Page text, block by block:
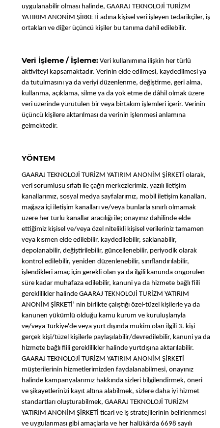
uygulanabilir olması halinde, GAARAJ TEKNOLOJİ TURİZM
YATIRIM ANONİM ŞİRKETİ adına kişisel veri işleyen tedarikçiler, iş
ortakları ve diğer üçüncü kişiler bu tanıma dahil edilebilir.
Veri İşleme / İşleme: Veri kullanımına ilişkin her türlü
aktiviteyi kapsamaktadır. Verinin elde edilmesi, kaydedilmesi ya
da tutulmasını ya da veriyi düzenlenme, değiştirme, geri alma,
kullanma, açıklama, silme ya da yok etme de dâhil olmak üzere
veri üzerinde yürütülen bir veya birtakım işlemleri içerir. Verinin
üçüncü kişilere aktarılması da verinin işlenmesi anlamına
gelmektedir.
YÖNTEM
GAARAJ TEKNOLOJİ TURİZM YATIRIM ANONİM ŞİRKETİ olarak,
veri sorumlusu sıfatı ile çağrı merkezlerimiz, yazılı iletişim
kanallarımız, sosyal medya sayfalarımız, mobil iletişim kanalları,
mağaza içi iletişim kanalları ve/veya bunlarla sınırlı olmamak
üzere her türlü kanallar aracılığı ile; onayınız dahilinde elde
ettiğimiz kişisel ve/veya özel nitelikli kişisel verileriniz tamamen
veya kısmen elde edilebilir, kaydedilebilir, saklanabilir,
depolanabilir, değiştirilebilir, güncellenebilir, periyodik olarak
kontrol edilebilir, yeniden düzenlenebilir, sınıflandırılabilir,
işlendikleri amaç için gerekli olan ya da ilgili kanunda öngörülen
süre kadar muhafaza edilebilir, kanuni ya da hizmete bağlı fiili
gereklilikler halinde GAARAJ TEKNOLOJİ TURİZM YATIRIM
ANONİM ŞİRKETİ’ nin birlikte çalıştığı özel-tüzel kişilerle ya da
kanunen yükümlü olduğu kamu kurum ve kuruluşlarıyla
ve/veya Türkiye'de veya yurt dışında mukim olan ilgili 3. kişi
gerçek kişi/tüzel kişilerle paylaşılabilir/devredilebilir, kanuni ya da
hizmete bağlı fiili gereklilikler halinde yurtdışına aktarılabilir.
GAARAJ TEKNOLOJİ TURİZM YATIRIM ANONİM ŞİRKETİ
müşterilerinin hizmetlerimizden faydalanabilmesi, onayınız
halinde kampanyalarımız hakkında sizleri bilgilendirmek, öneri
ve şikayetlerinizi kayıt altına alabilmek, sizlere daha iyi hizmet
standartları oluşturabilmek, GAARAJ TEKNOLOJİ TURİZM
YATIRIM ANONİM ŞİRKETİ ticari ve iş stratejilerinin belirlenmesi
ve uygulanması gibi amaçlarla ve her halükârda 6698 sayılı